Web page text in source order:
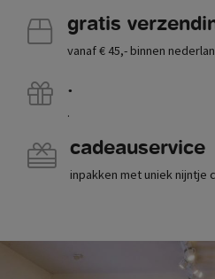
gratis
vanaf € 45,- binnen
.
.
cadeauservice
inpakken met uniek nijntje